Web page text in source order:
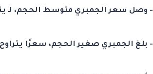
- وصل سعر الجمبري متوسط الحجم، لـ يتراوح من 660 إلى 780
- بلغ الجمبري صغير الحجم، سعرًا يتراوح ما بين 460 و580